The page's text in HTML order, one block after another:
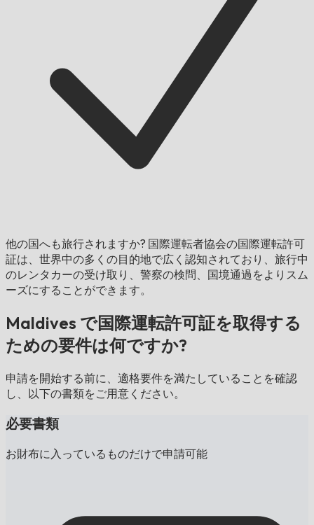
他の国へも旅行されますか? 国際運転者協会の国際運転許可
証は、世界中の多くの目的地で広く認知されており、旅行中
のレンタカーの受け取り、警察の検問、国境通過をよりスム
ーズにすることができます。
Maldives で国際運転許可証を取得する
ための要件は何ですか?
申請を開始する前に、適格要件を満たしていることを確認
し、以下の書類をご用意ください。
必要書類
お財布に入っているものだけで申請可能